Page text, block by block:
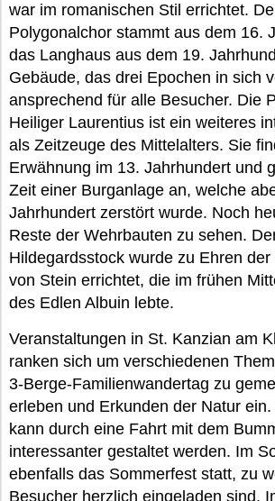
war im romanischen Stil errichtet.
Polygonalchor stammt aus dem 16.
das Langhaus aus dem 19.
Gebäude, das drei Epochen in sich
ansprechend für alle Besucher. Die
Heiliger Laurentius ist ein weiteres
als Zeitzeuge des Mittelalters. Sie
Erwähnung im 13. Jahrhundert und
Zeit einer Burganlage an, welche
Jahrhundert zerstört wurde. Noch
Reste der Wehrbauten zu sehen.
Hildegardsstock wurde zu Ehren
von Stein errichtet, die im frühen
des Edlen Albuin lebte.
Veranstaltungen in St. Kanzian am
ranken sich um verschiedenen
3-Berge-Familienwandertag zu
erleben und Erkunden der Natur
kann durch eine Fahrt mit dem
interessanter gestaltet werden. Im
ebenfalls das Sommerfest statt, zu
Besucher herzlich eingeladen sind.